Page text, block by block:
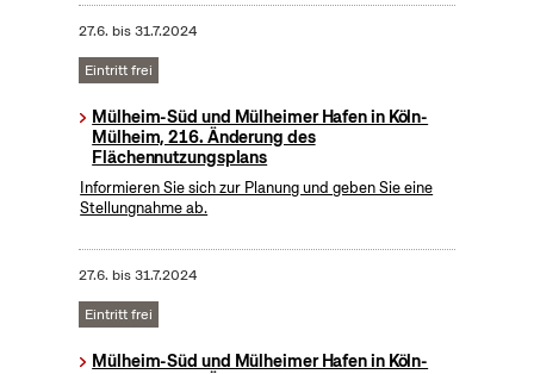
27.6. bis31.7.2024
Eintritt frei
Mülheim-Süd und Mülheimer Hafen in Köln-
Mülheim, 216. Änderung des
Flächennutzungsplans
Informieren Sie sich zur Planung und geben Sie eine
Stellungnahme ab.
27.6. bis31.7.2024
Eintritt frei
Mülheim-Süd und Mülheimer Hafen in Köln-